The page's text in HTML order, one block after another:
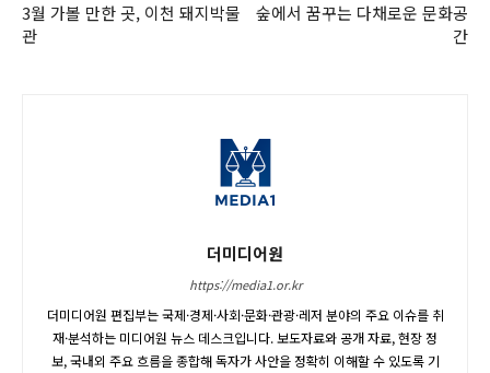
3월 가볼 만한 곳, 이천 돼지박물
관
숲에서 꿈꾸는 다채로운 문화공
간
더미디어원
https://media1.or.kr
더미디어원 편집부는 국제·경제·사회·문화·관광·레저 분야의 주요 이슈를 취
재·분석하는 미디어원 뉴스 데스크입니다. 보도자료와 공개 자료, 현장 정
보, 국내외 주요 흐름을 종합해 독자가 사안을 정확히 이해할 수 있도록 기